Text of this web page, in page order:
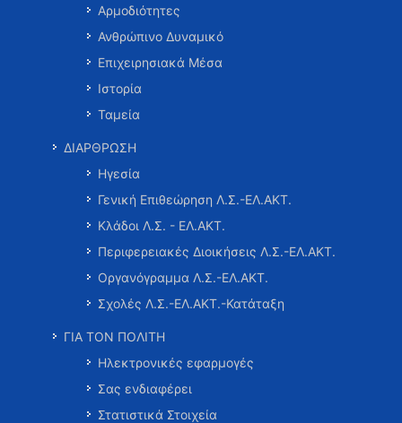
Αρμοδιότητες
Ανθρώπινο Δυναμικό
Επιχειρησιακά Μέσα
Ιστορία
Ταμεία
ΔΙΑΡΘΡΩΣΗ
Ηγεσία
Γενική Επιθεώρηση Λ.Σ.-ΕΛ.ΑΚΤ.
Κλάδοι Λ.Σ. - ΕΛ.ΑΚΤ.
Περιφερειακές Διοικήσεις Λ.Σ.-ΕΛ.ΑΚΤ.
Οργανόγραμμα Λ.Σ.-ΕΛ.ΑΚΤ.
Σχολές Λ.Σ.-ΕΛ.ΑΚΤ.-Κατάταξη
ΓΙΑ ΤΟΝ ΠΟΛΙΤΗ
Ηλεκτρονικές εφαρμογές
Σας ενδιαφέρει
Στατιστικά Στοιχεία